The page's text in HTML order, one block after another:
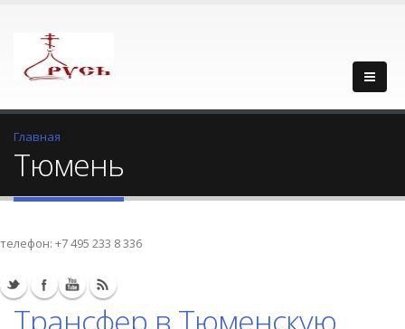
Главная
Тюмень
телефон: +7 495 233 8 336